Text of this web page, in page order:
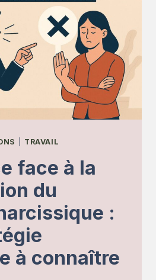
TRAVAIL
face à la
du
:
à connaître